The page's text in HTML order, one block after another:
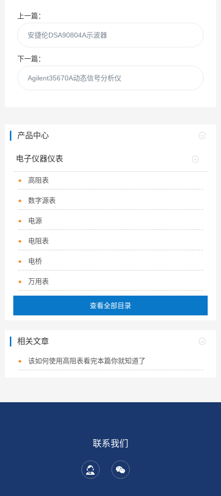
上一篇：
安捷伦DSA90804A示波器
下一篇：
Agilent35670A动态信号分析仪
产品中心
电子仪器仪表
高阻表
数字源表
电源
电阻表
电桥
万用表
查看全部目录
相关文章
该如何使用高阻表看完本篇你就知道了
联系我们